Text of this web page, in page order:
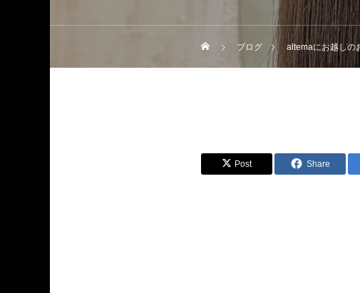
ブログ altemaにお越しの
Post Share